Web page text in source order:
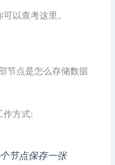
以查考这里。
节点是怎么存储数据
作方式:
节点保存一张